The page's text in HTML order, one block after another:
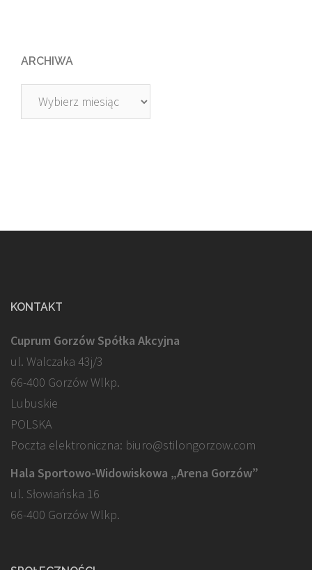
ARCHIWA
Archiwa
KONTAKT
Cuprum Gorzów Spółka Akcyjna
ul. Walczaka 43j/3
66-400 Gorzów Wlkp.
Lubuskie
POLSKA
Poczta elektroniczna: biuro@stilongorzow.com
Hala Sportowo-Widowiskowa „Arena Gorzów”
ul. Słowiańska 16
66-400 Gorzów Wlkp.